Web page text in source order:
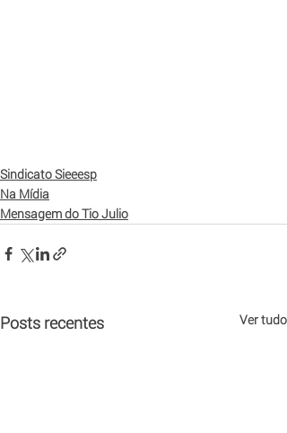
Sindicato Sieeesp
Na Mídia
Mensagem do Tio Julio
Posts recentes Ver tudo